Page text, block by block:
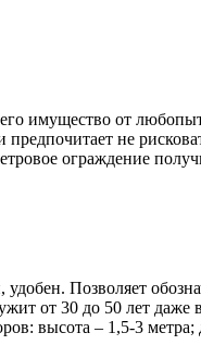
его имущество от
не
ограждение
Позволяет
от 30 до 50 лет
высота – 1,5-3 метра;